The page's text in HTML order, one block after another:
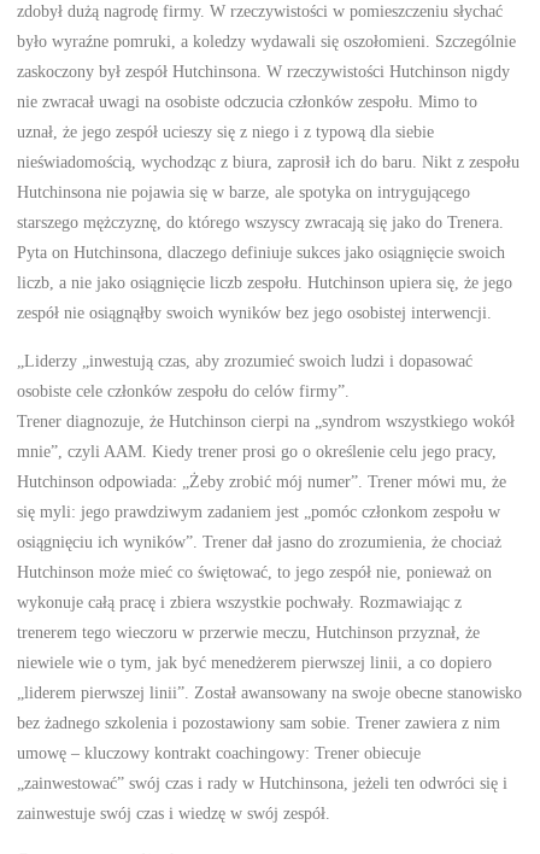
zdobył dużą nagrodę firmy. W rzeczywistości w pomieszczeniu słychać
było wyraźne pomruki, a koledzy wydawali się oszołomieni. Szczególnie
zaskoczony był zespół Hutchinsona. W rzeczywistości Hutchinson nigdy
nie zwracał uwagi na osobiste odczucia członków zespołu. Mimo to
uznał, że jego zespół ucieszy się z niego i z typową dla siebie
nieświadomością, wychodząc z biura, zaprosił ich do baru. Nikt z zespołu
Hutchinsona nie pojawia się w barze, ale spotyka on intrygującego
starszego mężczyznę, do którego wszyscy zwracają się jako do Trenera.
Pyta on Hutchinsona, dlaczego definiuje sukces jako osiągnięcie swoich
liczb, a nie jako osiągnięcie liczb zespołu. Hutchinson upiera się, że jego
zespół nie osiągnąłby swoich wyników bez jego osobistej interwencji.
„Liderzy „inwestują czas, aby zrozumieć swoich ludzi i dopasować
osobiste cele członków zespołu do celów firmy”.
Trener diagnozuje, że Hutchinson cierpi na „syndrom wszystkiego wokół
mnie”, czyli AAM. Kiedy trener prosi go o określenie celu jego pracy,
Hutchinson odpowiada: „Żeby zrobić mój numer”. Trener mówi mu, że
się myli: jego prawdziwym zadaniem jest „pomóc członkom zespołu w
osiągnięciu ich wyników”. Trener dał jasno do zrozumienia, że chociaż
Hutchinson może mieć co świętować, to jego zespół nie, ponieważ on
wykonuje całą pracę i zbiera wszystkie pochwały. Rozmawiając z
trenerem tego wieczoru w przerwie meczu, Hutchinson przyznał, że
niewiele wie o tym, jak być menedżerem pierwszej linii, a co dopiero
„liderem pierwszej linii”. Został awansowany na swoje obecne stanowisko
bez żadnego szkolenia i pozostawiony sam sobie. Trener zawiera z nim
umowę – kluczowy kontrakt coachingowy: Trener obiecuje
„zainwestować” swój czas i rady w Hutchinsona, jeżeli ten odwróci się i
zainwestuje swój czas i wiedzę w swój zespół.